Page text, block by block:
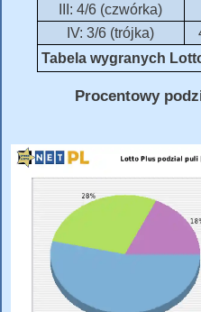
III: 4/6 (czwórka)
IV: 3/6 (trójka)
Tabela wygranych
Procentowy